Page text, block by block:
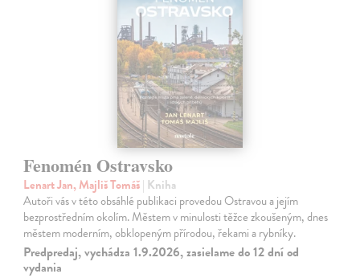
Fenomén Ostravsko
Lenart Jan, Majliš Tomáš| Kniha
Autoři vás v této obsáhlé publikaci provedou Ostravou a jejím
bezprostředním okolím. Městem v minulosti těžce zkoušeným, dnes
městem moderním, obklopeným přírodou, řekami a rybníky.
Predpredaj, vychádza 1.9.2026, zasielame do 12 dní od
vydania